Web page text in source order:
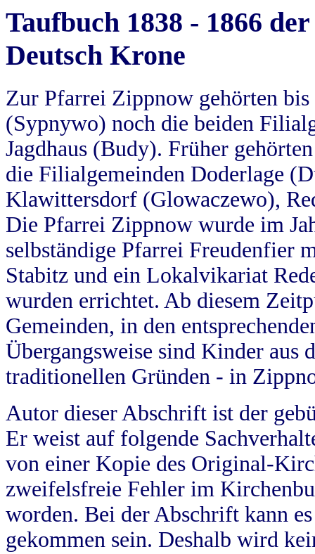
Taufbuch 1838 - 1866
Deutsch Krone
Zur Pfarrei Zippnow gehörten
(Sypnywo) noch die beiden
Jagdhaus (Budy). Früher
die Filialgemeinden Doderlage
Klawittersdorf (Glowaczewo),
Die Pfarrei Zippnow wurde im
selbständige Pfarrei Freudenfier
Stabitz und ein Lokalvikariat
wurden errichtet. Ab diesem
Gemeinden, in den
Übergangsweise sind Kinder aus
traditionellen Gründen - in
Autor dieser Abschrift ist der
Er weist auf folgende
von einer Kopie des Original-
zweifelsfreie Fehler im
worden. Bei der Abschrift kann
gekommen sein. Deshalb wird